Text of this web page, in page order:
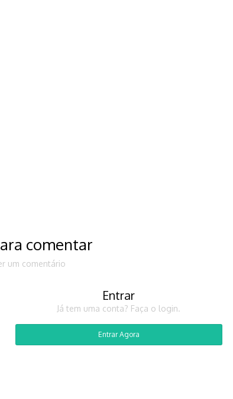
comentar
um comentário
Entrar
Já tem uma conta? Faça o login.
Entrar Agora